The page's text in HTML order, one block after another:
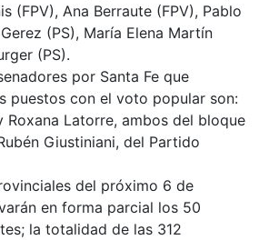
(FPV), Ana Berraute (FPV), Pablo
(PS), María Elena Martín
(PS).
por Santa Fe que
puestos con el voto popular son:
Roxana Latorre, ambos del bloque
Giustiniani, del Partido
del próximo 6 de
en forma parcial los 50
la totalidad de las 312